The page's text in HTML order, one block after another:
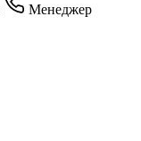
Менеджер